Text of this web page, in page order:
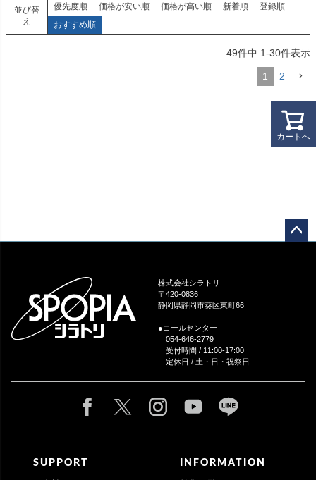
並び替
え
優先度順 価格が安い順 価格が高い順 新着順
登録順
おすすめ順
49件中 1-30件表示
1 2
カートへ
株式会社シラトリ
〒420-0836
静岡県静岡市葵区東町66
●コールセンター
054-646-2779
受付時間 / 11:00-17:00
定休日 / 土・日・祝祭日
SUPPORT INFORMATION